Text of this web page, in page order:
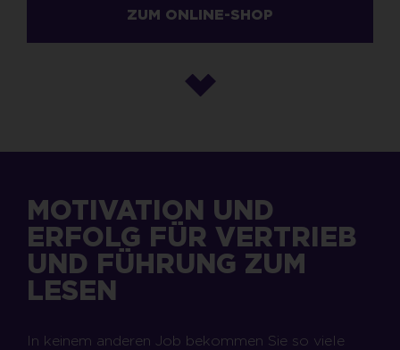
ZUM ONLINE-SHOP
MOTIVATION UND
ERFOLG FÜR VERTRIEB
UND FÜHRUNG ZUM
LESEN
In keinem anderen Job bekommen Sie so viele